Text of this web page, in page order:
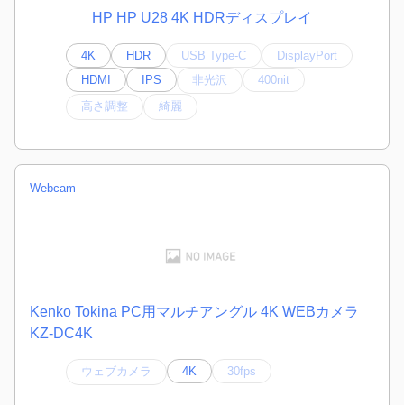
HP HP U28 4K HDRディスプレイ
4K HDR USB Type-C
DisplayPort
HDMI
IPS 非光沢
400nit
高さ調整
綺麗
Webcam
Kenko Tokina PC用マルチアングル 4K WEBカメラ
KZ-DC4K
ウェブカメラ 4K 30fps